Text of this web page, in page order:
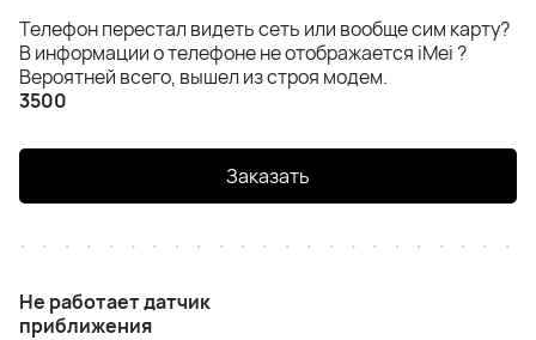
Телефон перестал видеть сеть или вообще сим карту?
В информации о телефоне не отображается iMei ?
Вероятней всего, вышел из строя модем.
3500
Заказать
Не работает датчик
приближения